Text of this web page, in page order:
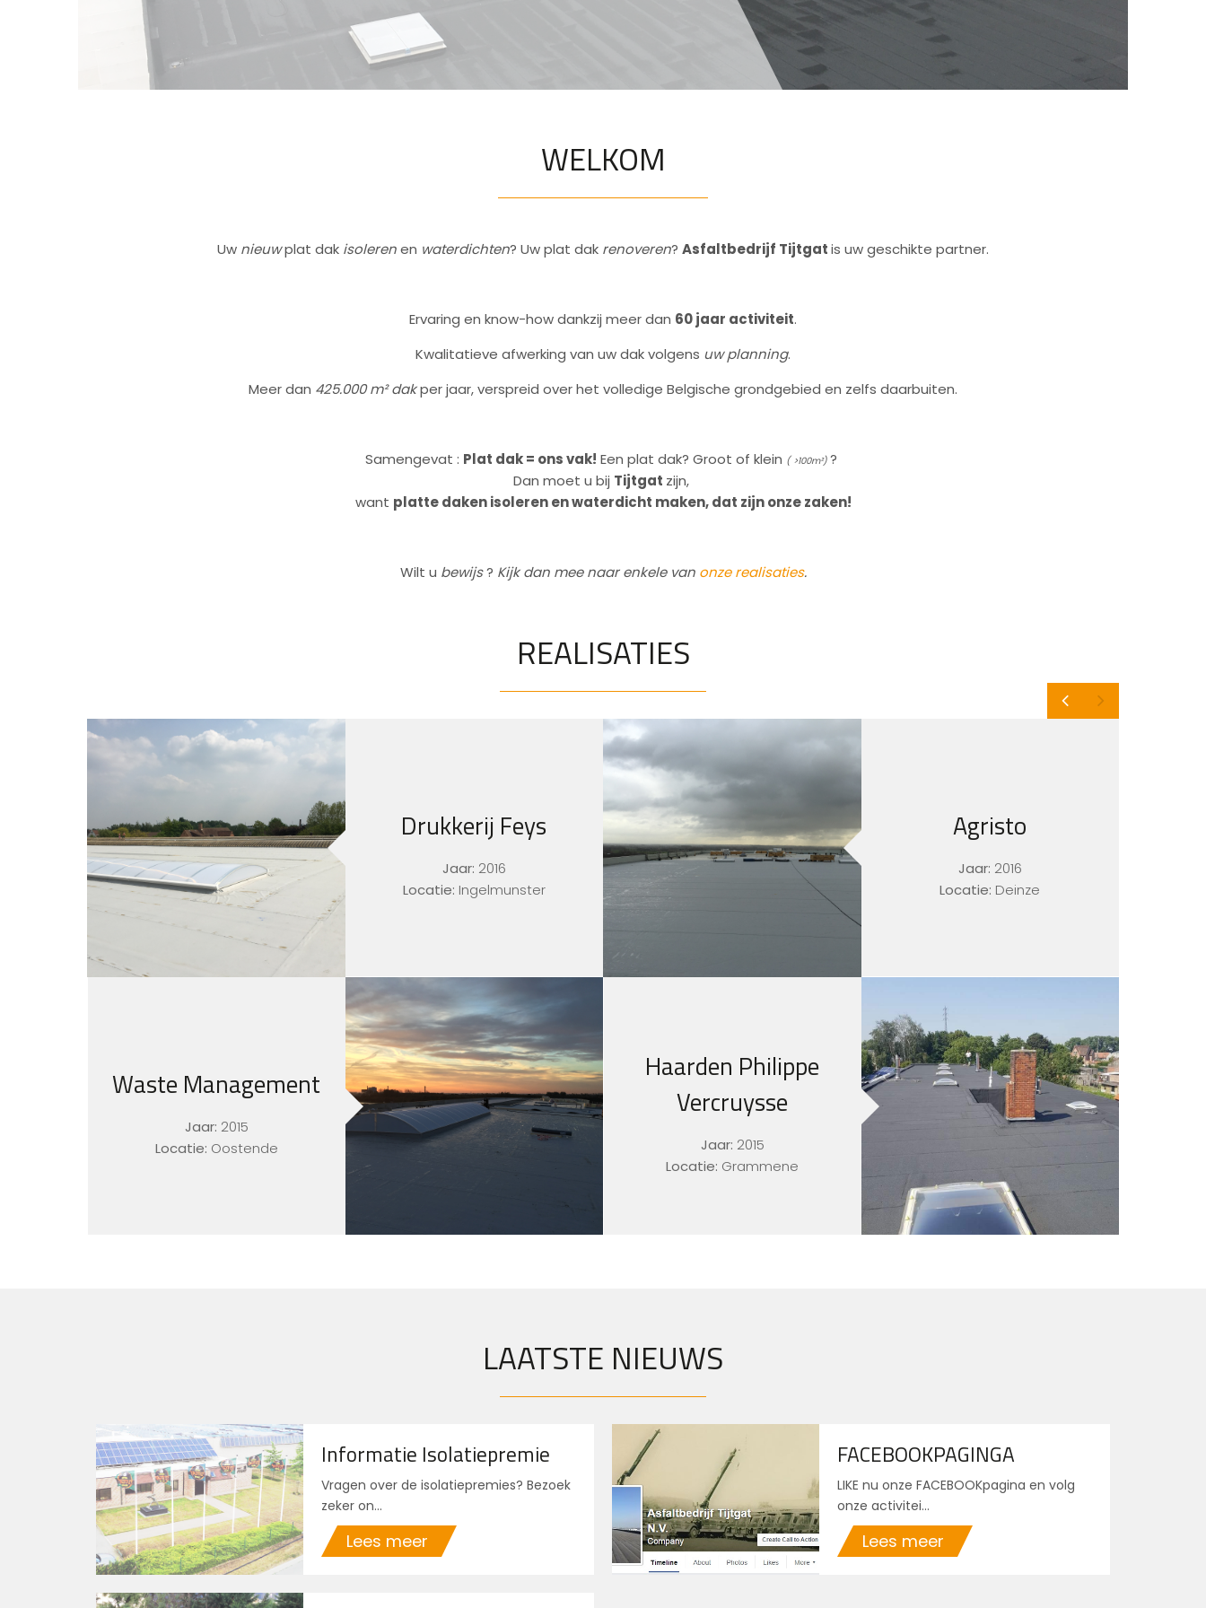
WELKOM
Uw nieuwplat dak isolerenen waterdichten? Uw plat dak renoveren? Asfaltbedrijf Tijtgatis uw geschikte partner.
Ervaring en know-how dankzij meer dan 60 jaar activiteit.
Kwalitatieve afwerking van uw dak volgens uw planning.
Meer dan 425.000 m² dakper jaar, verspreid over het volledige Belgische grondgebied en zelfs daarbuiten.
Samengevat : Plat dak = ons vak! Een plat dak? Groot of klein ( >100m²) ?
Dan moet u bij Tijtgat zijn,
want plattedaken isoleren en waterdicht maken, dat zijn onze zaken!
Wilt u bewijs? Kijk dan mee naar enkele van onze realisaties.
REALISATIES
Drukkerij Feys
Jaar: 2016
Locatie: Ingelmunster
Agristo
Jaar: 2016
Locatie: Deinze
Waste Management
Jaar: 2015
Locatie: Oostende
Haarden Philippe
Vercruysse
Jaar: 2015
Locatie: Grammene
LAATSTE NIEUWS
Informatie Isolatiepremie
Vragen over de isolatiepremies? Bezoek
zeker on...
Lees meer
FACEBOOKPAGINGA
LIKE nu onze FACEBOOKpagina en volg
onze activitei...
Lees meer